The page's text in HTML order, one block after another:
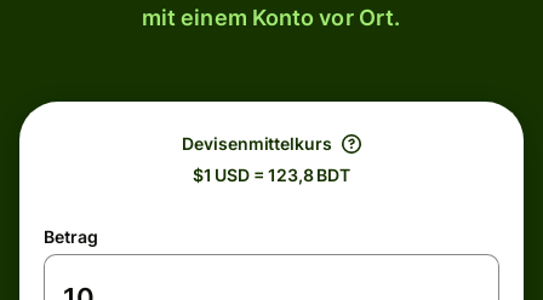
mit einem Konto vor Ort.
Devisenmittelkurs
$1 USD = 123,8 BDT
Betrag